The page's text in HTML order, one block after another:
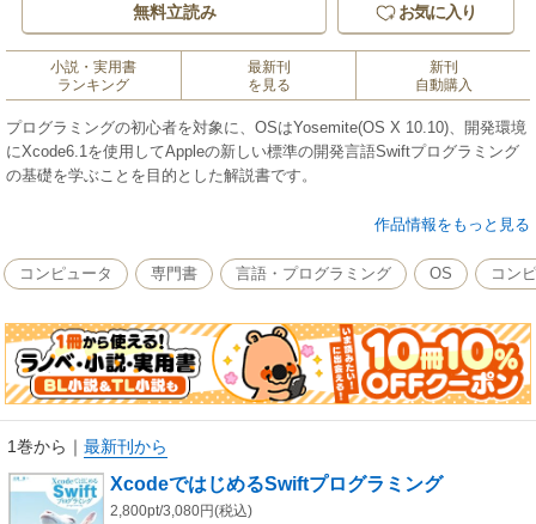
無料立読み お気に入り
小説・実用書
ランキング
最新刊
を見る
新刊
自動購入
プログラミングの初心者を対象に、OSはYosemite(OS X 10.10)、開発環境
にXcode6.1を使用してAppleの新しい標準の開発言語Swiftプログラミング
の基礎を学ぶことを目的とした解説書です。
Objective-Cの後継にあたるSwiftは、オブジェクト指向言語にモダンな関数
本書では、初心者にやさしい、シンプルなサンプルプログラムを用いた分
方法までを丁寧に説明します。
作品情報をもっと見る
コンピュータ 専門書 言語・プログラミング OS コン
1巻から ｜ 最新刊から
XcodeではじめるSwiftプログラミング
2,800pt/3,080円(税込)